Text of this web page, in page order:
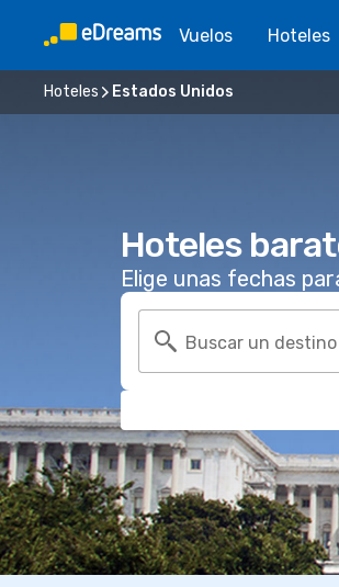
Vuelos Hoteles
Hoteles Estados Unidos
Hoteles
Elige unas fechas
Buscar un